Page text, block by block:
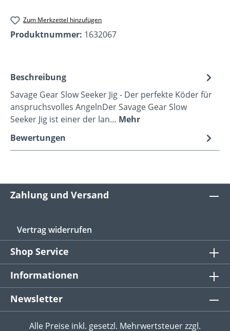
Zum Merkzettel hinzufügen
Produktnummer: 1632067
Beschreibung
Savage Gear Slow Seeker Jig - Der perfekte Köder für
anspruchsvolles AngelnDer Savage Gear Slow
Seeker Jig ist einer der lan… Mehr
Bewertungen
Zahlung und Versand
Vertrag widerrufen
Shop Service
Informationen
Newsletter
Alle Preise inkl. gesetzl. Mehrwertsteuer zzgl.